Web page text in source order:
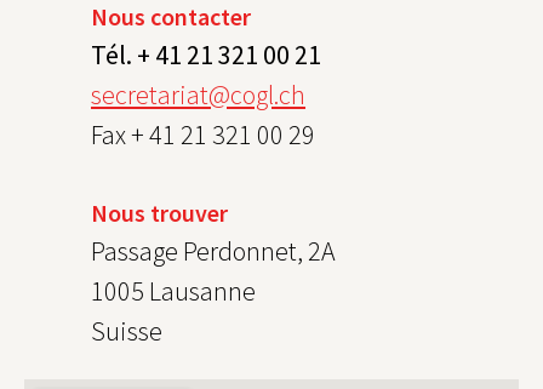
Nous trouver
Passage Perdonnet, 2A
1005 Lausanne
Suisse
Nous contacter
Tél. + 41 21 321 00 21
secretariat@cogl.ch
Fax + 41 21 321 00 29